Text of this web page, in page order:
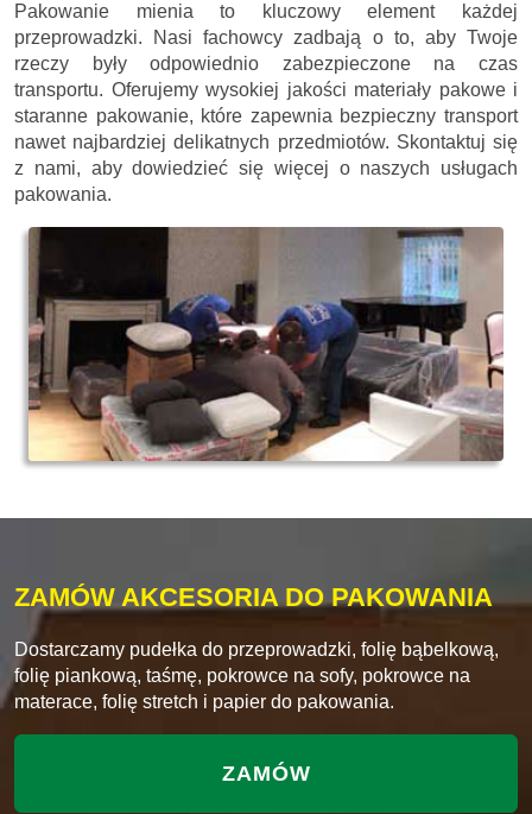
Pakowanie mienia to kluczowy element każdej
przeprowadzki. Nasi fachowcy zadbają o to, aby Twoje
rzeczy były odpowiednio zabezpieczone na czas
transportu. Oferujemy wysokiej jakości materiały pakowe i
staranne pakowanie, które zapewnia bezpieczny transport
nawet najbardziej delikatnych przedmiotów. Skontaktuj się
z nami, aby dowiedzieć się więcej o naszych usługach
pakowania.
ZAMÓW AKCESORIA DO PAKOWANIA
Dostarczamy pudełka do przeprowadzki, folię bąbelkową,
folię piankową, taśmę, pokrowce na sofy, pokrowce na
materace, folię stretch i papier do pakowania.
ZAMÓW